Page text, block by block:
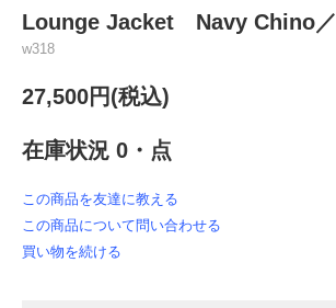
Lounge Jacket Navy Chino
w318
27,500円(税込)
在庫状況 0・点
この商品を友達に教える
この商品について問い合わせる
買い物を続ける